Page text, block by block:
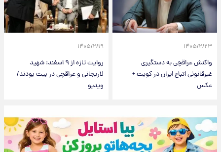
۱۴۰۵/۲/۲۳
واکنش عراقچی به دستگیری
غیرقانونی اتباع ایران در کویت +
عکس
۱۴۰۵/۲/۱۹
روایت تازه از ۹ اسفند: شهید
لاریجانی و عراقچی در بیت بودند/
ویدیو